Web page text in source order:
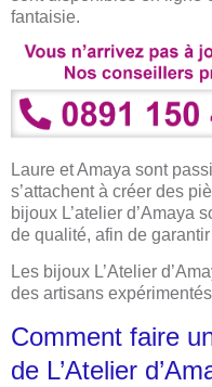
fantaisie.
Laure et Amaya sont
s’attachent à créer des
bijoux L’atelier d’Amaya
de qualité, afin de
Les bijoux L’Atelier
des artisans
Comment faire
de L’Atelier